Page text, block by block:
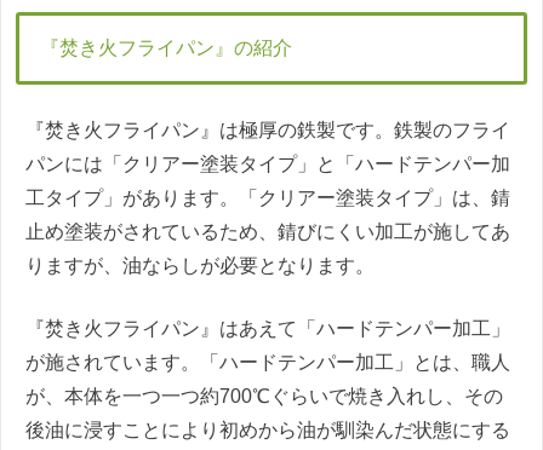
『焚き火フライパン』の紹介
『焚き火フライパン』は極厚の鉄製です。鉄製のフライ
パンには「クリアー塗装タイプ」と「ハードテンパー加
工タイプ」があります。「クリアー塗装タイプ」は、錆
止め塗装がされているため、錆びにくい加工が施してあ
りますが、油ならしが必要となります。
『焚き火フライパン』はあえて「ハードテンパー加工」
が施されています。「ハードテンパー加工」とは、職人
が、本体を一つ一つ約700℃ぐらいで焼き入れし、その
後油に浸すことにより初めから油が馴染んだ状態にする